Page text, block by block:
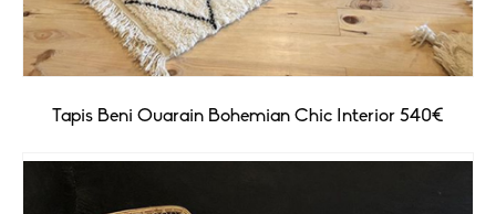
Tapis Beni Ouarain Bohemian Chic Interior 540€